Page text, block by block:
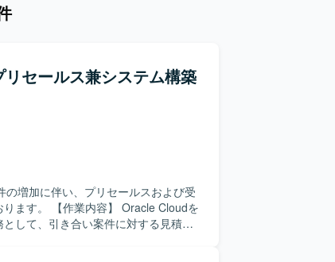
セールス兼システム構築
の増加に伴い、プリセールスおよび受
Cloudを
して、引き合い案件に対する見積作